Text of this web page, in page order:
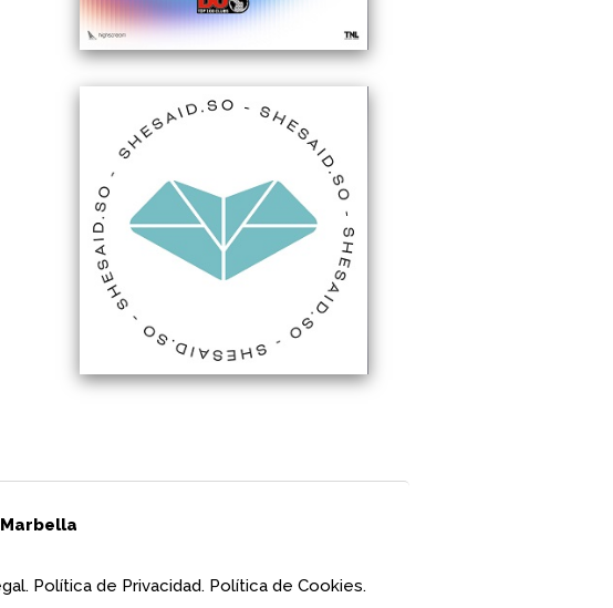
Marbella
Política de Privacidad. Política de Cookies.